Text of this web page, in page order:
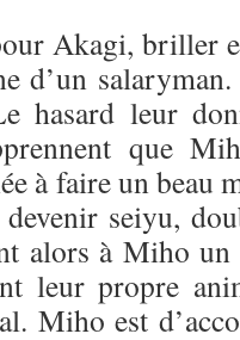
Akagi, briller
d’un
hasard leur
que
à faire un beau
seiyu,
alors à Miho
leur propre
Miho est